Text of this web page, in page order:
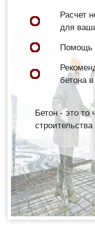
Расчет
для
Помощь
бетона
Бетон - это то
строительства